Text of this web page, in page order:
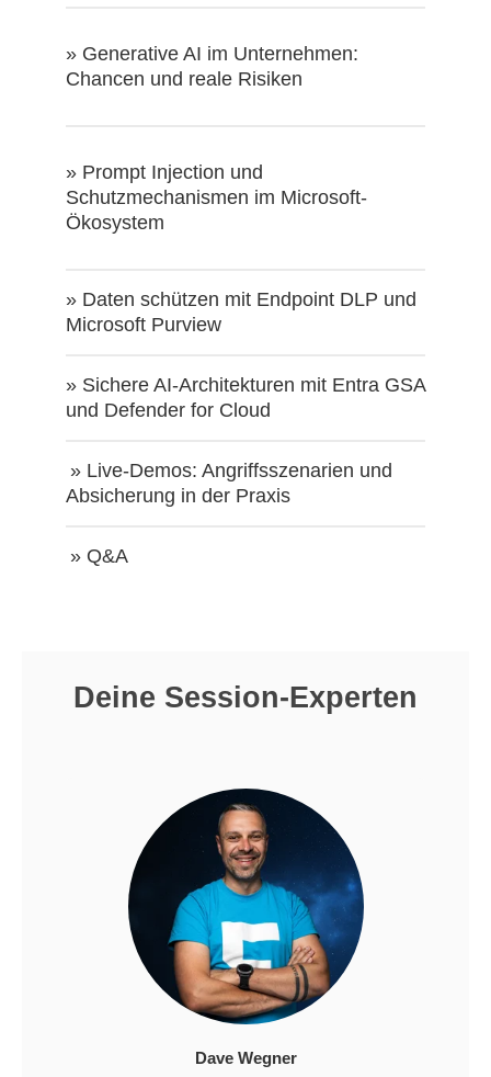
» Generative AI im Unternehmen:
Chancen und reale Risiken
» Prompt Injection und
Schutzmechanismen im Microsoft-
Ökosystem
» Daten schützen mit Endpoint DLP und
Microsoft Purview
» Sichere AI-Architekturen mit Entra GSA
und Defender for Cloud
» Live-Demos: Angriffsszenarien und
Absicherung in der Praxis
» Q&A
Deine Session-Experten
Dave Wegner